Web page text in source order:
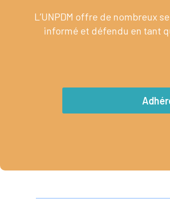
L’UNPDM offre de nombreux
informé et défendu en tant